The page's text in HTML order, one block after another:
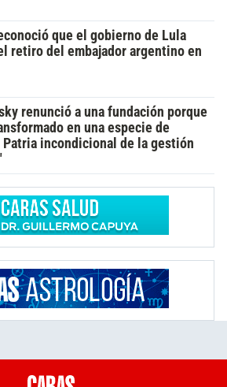
que el gobierno de Lula
retiro del embajador argentino en
renunció a una fundación porque
en una especie de
incondicional de la gestión